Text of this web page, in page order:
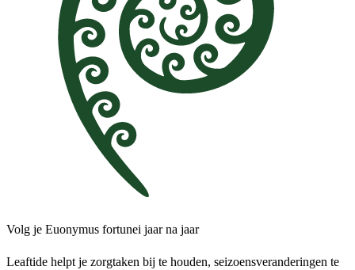
Volg je Euonymus fortunei jaar na jaar
Leaftide helpt je zorgtaken bij te houden, seizoensveranderingen te